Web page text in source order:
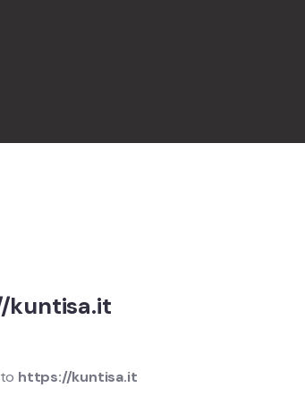
kuntisa.it
https://kuntisa.it